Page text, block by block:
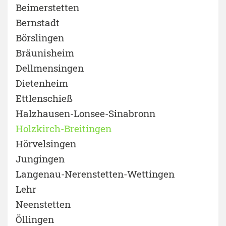
Beimerstetten
Bernstadt
Börslingen
Bräunisheim
Dellmensingen
Dietenheim
Ettlenschieß
Halzhausen-Lonsee-Sinabronn
Holzkirch-Breitingen
Hörvelsingen
Jungingen
Langenau-Nerenstetten-Wettingen
Lehr
Neenstetten
Öllingen